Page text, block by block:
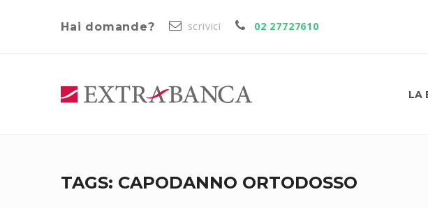
Hai domande? scrivici 02 27727610
LA
TAGS: CAPODANNO ORTODOSSO